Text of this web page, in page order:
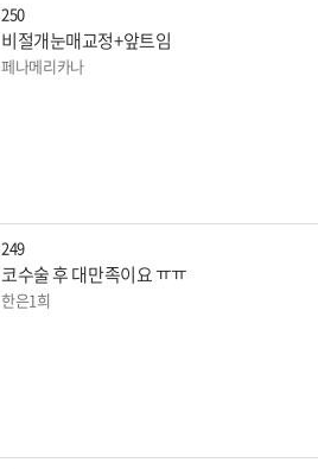
250
비절개눈매교정+앞트임
페나메리카나
249
코수술 후 대만족이요 ㅠㅠ
한은1희